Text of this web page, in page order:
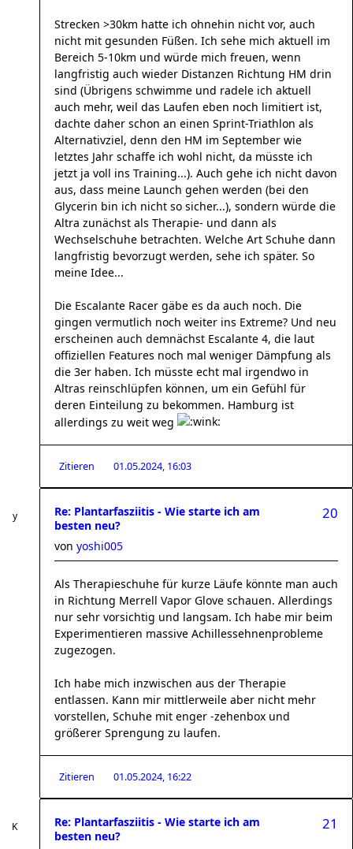
Strecken >30km hatte ich ohnehin nicht vor, auch
nicht mit gesunden Füßen. Ich sehe mich aktuell im
Bereich 5-10km und würde mich freuen, wenn
langfristig auch wieder Distanzen Richtung HM drin
sind (Übrigens schwimme und radele ich aktuell
auch mehr, weil das Laufen eben noch limitiert ist,
dachte daher schon an einen Sprint-Triathlon als
Alternativziel, denn den HM im September wie
letztes Jahr schaffe ich wohl nicht, da müsste ich
jetzt ja voll ins Training...). Auch gehe ich nicht davon
aus, dass meine Launch gehen werden (bei den
Glycerin bin ich nicht so sicher...), sondern würde die
Altra zunächst als Therapie- und dann als
Wechselschuhe betrachten. Welche Art Schuhe dann
langfristig bevorzugt werden, sehe ich später. So
meine Idee...
Die Escalante Racer gäbe es da auch noch. Die
gingen vermutlich noch weiter ins Extreme? Und neu
erscheinen auch demnächst Escalante 4, die laut
offiziellen Features noch mal weniger Dämpfung als
die 3er haben. Ich müsste echt mal irgendwo in
Altras reinschlüpfen können, um ein Gefühl für
deren Einteilung zu bekommen. Hamburg ist
allerdings zu weit weg
Zitieren 01.05.2024, 16:03
Re: Plantarfasziitis - Wie starte ich am
besten neu?
20
von yoshi005
Als Therapieschuhe für kurze Läufe könnte man auch
in Richtung Merrell Vapor Glove schauen. Allerdings
nur sehr vorsichtig und langsam. Ich habe mir beim
Experimentieren massive Achillessehnenprobleme
zugezogen.
Ich habe mich inzwischen aus der Therapie
entlassen. Kann mir mittlerweile aber nicht mehr
vorstellen, Schuhe mit enger -zehenbox und
größerer Sprengung zu laufen.
Zitieren 01.05.2024, 16:22
Re: Plantarfasziitis - Wie starte ich am
besten neu?
21